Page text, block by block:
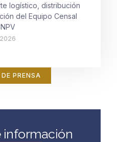
logístico, distribución
del Equipo Censal
PRENSA